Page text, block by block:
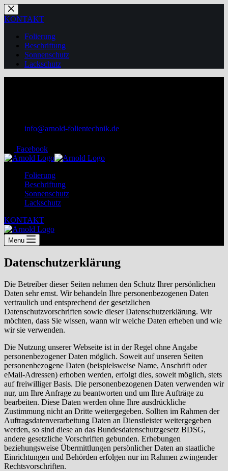
Zum
Inhalt
KONTAKT
Folierung
Beschriftung
Sonnenschutz
Lackschutz
info@arnold-folientechnik.de
Facebook
Folierung
Beschriftung
Sonnenschutz
Lackschutz
KONTAKT
Menu
Datenschutzerklärung
Die Betreiber dieser Seiten nehmen den Schutz Ihrer persönlichen
Daten sehr ernst. Wir behandeln Ihre personenbezogenen Daten
vertraulich und entsprechend der gesetzlichen
Datenschutzvorschriften sowie dieser Datenschutzerklärung. Wir
möchten, dass Sie wissen, wann wir welche Daten erheben und wie
wir sie verwenden.
Die Nutzung unserer Webseite ist in der Regel ohne Angabe
personenbezogener Daten möglich. Soweit auf unseren Seiten
personenbezogene Daten (beispielsweise Name, Anschrift oder
eMail-Adressen) erhoben werden, erfolgt dies, soweit möglich, stets
auf freiwilliger Basis. Die personenbezogenen Daten verwenden wir
nur, um Ihre Anfrage zu beantworten und um Ihre Aufträge zu
bearbeiten. Diese Daten werden ohne Ihre ausdrückliche
Zustimmung nicht an Dritte weitergegeben. Sollten im Rahmen der
Auftragsdatenverarbeitung Daten an Dienstleister weitergegeben
werden, so sind diese an das Bundesdatenschutzgesetz BDSG,
andere gesetzliche Vorschriften gebunden. Erhebungen
beziehungsweise Übermittlungen persönlicher Daten an staatliche
Einrichtungen und Behörden erfolgen nur im Rahmen zwingender
Rechtsvorschriften.